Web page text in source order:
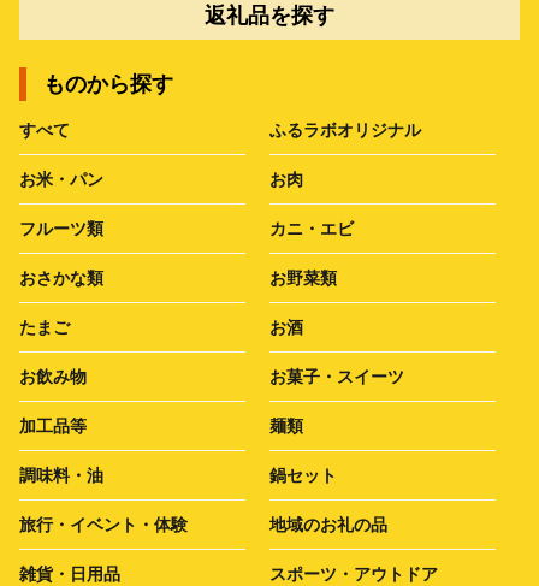
返礼品を探す
ものから探す
すべて ふるラボオリジナル
お米・パン お肉
フルーツ類 カニ・エビ
おさかな類 お野菜類
たまご お酒
お飲み物 お菓子・スイーツ
加工品等 麺類
調味料・油 鍋セット
旅行・イベント・体験 地域のお礼の品
雑貨・日用品 スポーツ・アウトドア